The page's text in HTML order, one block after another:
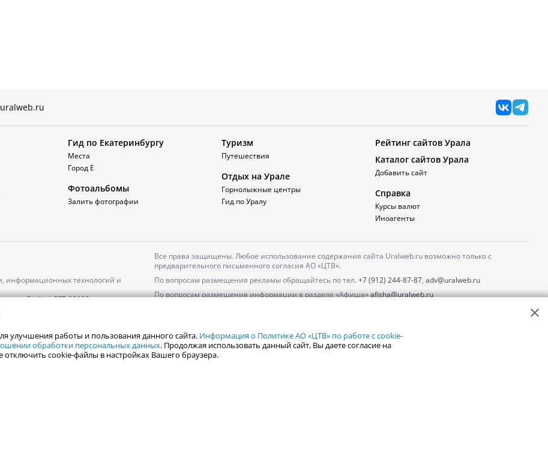
Гид по Екатеринбургу
Места
Город Е
Фотоальбомы
Залить фотографии
Туризм
Путешествия
Отдых на Урале
Горнолыжные центры
Гид по Уралу
Рейтинг сайтов Урала
Каталог сайтов Урала
Добавить сайт
Справка
Курсы валют
Иноагенты
информационных технологий и
серияЭл № ФС77-82000
Все права защищены. Любое использование содержания сайта Uralweb.ru возможно только с
предварительного письменного согласия АО «ЦТВ».
По вопросам размещения рекламы обращайтесь по тел. +7 (912) 244-87-87, adv@uralweb.ru
По вопросам размещения информации в разделе «Афиша»afisha@uralweb.ru
улучшения работы и пользования данного сайта. Информация о Политике АО «ЦТВ» по работе с cookie-
обработки персональных данных. Продолжая использовать данный сайт, Вы даете согласие на
cookie-файлы в настройках Вашего браузера.